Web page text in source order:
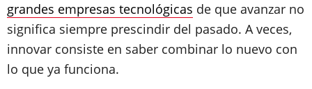
grandes empresas tecnológicas de que avanzar no
significa siempre prescindir del pasado. A veces,
innovar consiste en saber combinar lo nuevo con
lo que ya funciona.